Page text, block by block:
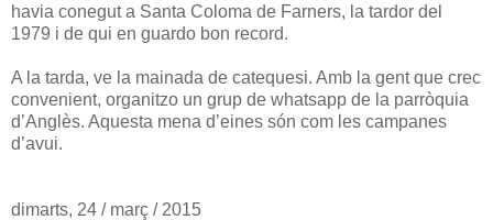
havia conegut a Santa Coloma de Farners, la tardor del
1979 i de qui en guardo bon record.
A la tarda, ve la mainada de catequesi. Amb la gent que crec
convenient, organitzo un grup de whatsapp de la parròquia
d’Anglès. Aquesta mena d’eines són com les campanes
d’avui.
dimarts, 24 / març / 2015